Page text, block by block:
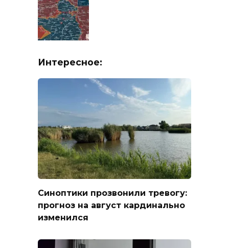
Интересное:
Синоптики прозвонили тревогу:
прогноз на август кардинально
изменился